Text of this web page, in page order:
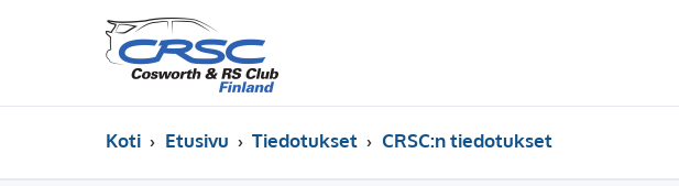
Koti Etusivu Tiedotukset CRSC:n tiedotukset